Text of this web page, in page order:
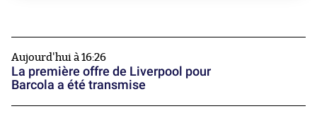
Aujourd'hui à 16:26
La première offre de Liverpool pour
Barcola a été transmise